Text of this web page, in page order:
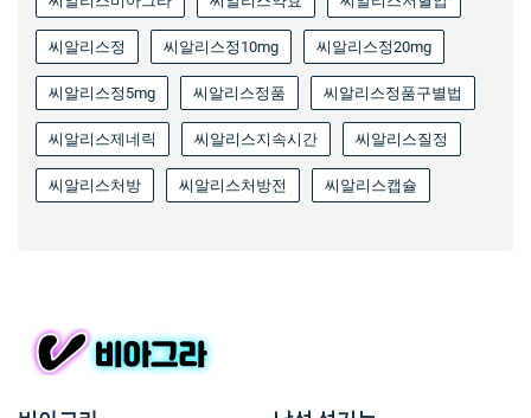
씨알리스정 씨알리스정10mg 씨알리스정20mg
씨알리스정5mg 씨알리스정품 씨알리스정품구별법
씨알리스제네릭 씨알리스지속시간 씨알리스질정
씨알리스처방 씨알리스처방전 씨알리스캡슐